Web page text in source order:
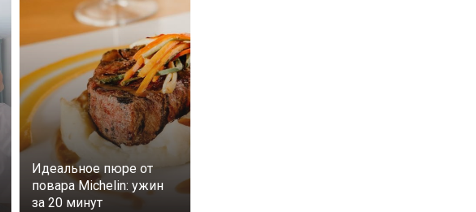
Идеальное пюре от
повара Michelin: ужин
за 20 минут